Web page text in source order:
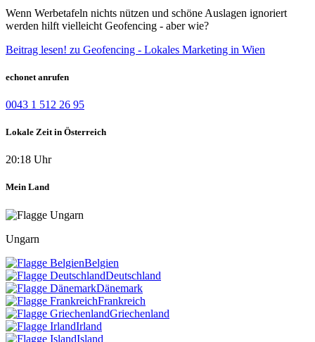
Wenn Werbetafeln nichts nützen und schöne Auslagen ignoriert
werden hilft vielleicht Geofencing - aber wie?
Beitrag lesen! zu Geofencing - Lokales Marketing in Wien
echonet anrufen
0043 1 512 26 95
Lokale Zeit in Österreich
20:18 Uhr
Mein Land
Ungarn
Belgien
Deutschland
Dänemark
Frankreich
Griechenland
Irland
Island